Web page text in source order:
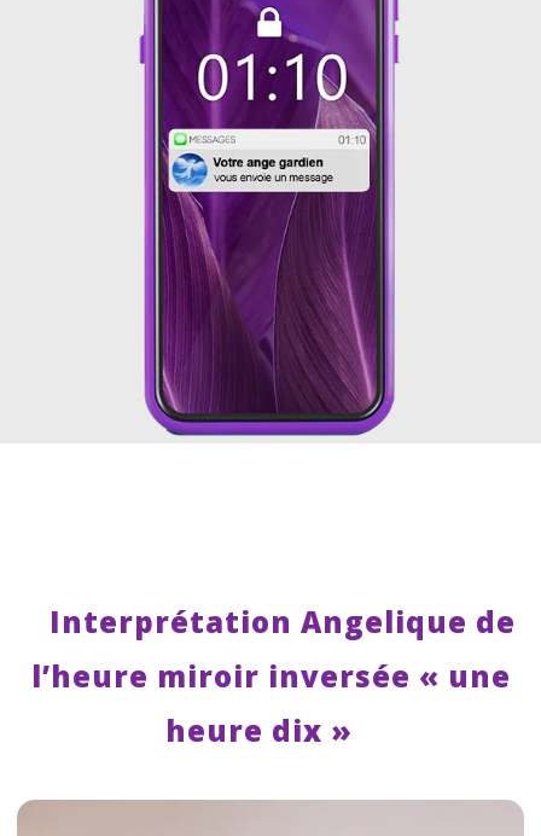
Interprétation Angelique de
l’heure miroir inversée « une
heure dix »